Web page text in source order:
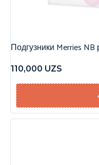
Подгузники Merries
110,000 UZS